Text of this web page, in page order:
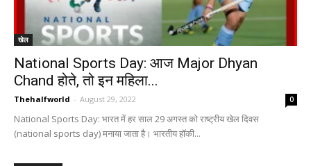
खेल
National Sports Day: आज Major Dhyan
Chand होते, तो इन महिला...
Thehalfworld - August 29, 2022 0
National Sports Day: भारत में हर साल 29 अगस्त को राष्ट्रीय खेल दिवस
(national sports day) मनाया जाता है। भारतीय हॉकी...